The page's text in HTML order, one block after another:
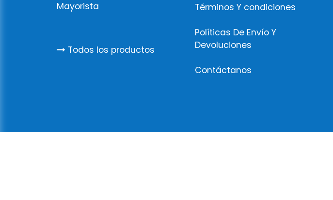
Mayorista
Todos los productos
Términos Y condiciones
Políticas De Envío Y
Devoluciones
Contáctanos